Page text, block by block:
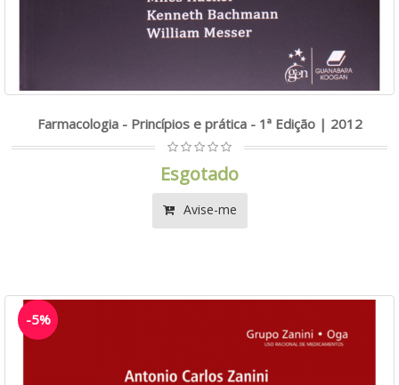
Farmacologia - Princípios e prática - 1ª Edição | 2012
Esgotado
Avise-me
-5%